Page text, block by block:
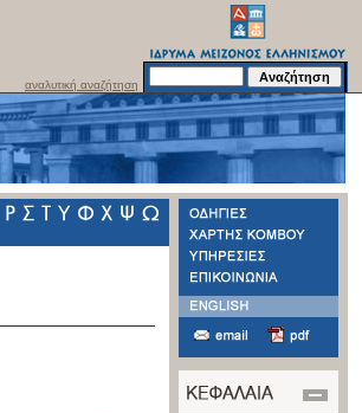
αναλυτική αναζήτηση